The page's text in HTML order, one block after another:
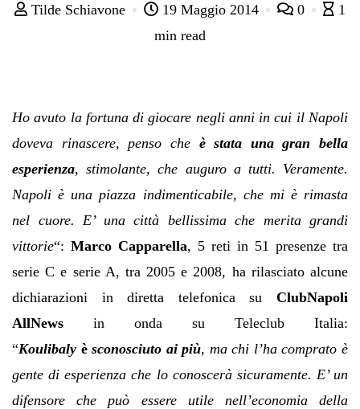
Tilde Schiavone 19 Maggio 2014 0
1
min read
Ho avuto la fortuna di giocare negli anni in cui il Napoli
doveva rinascere, penso che è stata una gran bella
esperienza, stimolante, che auguro a tutti. Veramente.
Napoli è una piazza indimenticabile, che mi è rimasta
nel cuore. E’ una città bellissima che merita grandi
vittorie“: Marco Capparella, 5 reti in 51 presenze tra
serie C e serie A, tra 2005 e 2008, ha rilasciato alcune
dichiarazioni in diretta telefonica su ClubNapoli
AllNews in onda su Teleclub Italia:
“Koulibaly èsconosciuto ai più, ma chi l’ha comprato è
gente di esperienza che lo conoscerà sicuramente. E’ un
difensore che può essere utile nell’economia della